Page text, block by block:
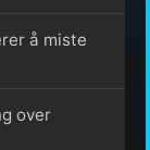
å miste
over